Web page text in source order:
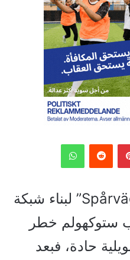
بينتيريست
يواجه مشروع “Spårväg Syd” لبناء شبكة
ستوكهولم خطر
حادة، فبعد